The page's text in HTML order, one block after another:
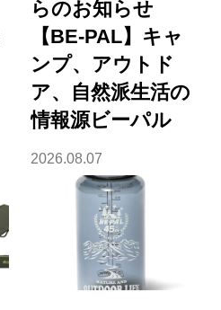
らのお知らせ
【BE-PAL】キャ
ンプ、アウトド
ア、自然派生活の
情報源ビーパル
2026.08.07